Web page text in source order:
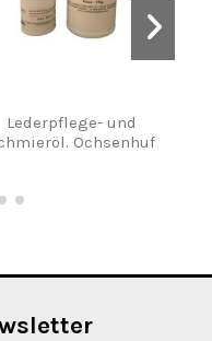
Lederpflege- und
Ochsenhuf